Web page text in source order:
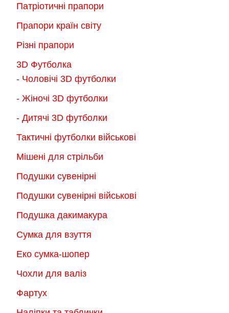
Патріотичні прапори
Прапори країн світу
Різні прапори
3D Футболка
- Чоловічі 3D футболки
- Жіночі 3D футболки
- Дитячі 3D футболки
Тактичні футболки військові
Мішені для стрільби
Подушки сувенірні
Подушки сувенірні військові
Подушка дакимакура
Сумка для взуття
Еко сумка-шопер
Чохли для валіз
Фартух